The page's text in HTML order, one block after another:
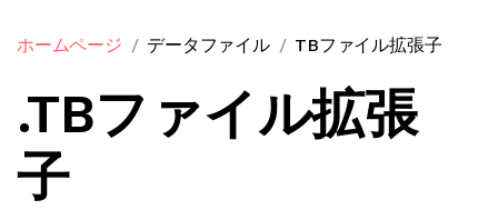
ホームページ データファイル TBファイル拡張子
.TBファイル拡張
子